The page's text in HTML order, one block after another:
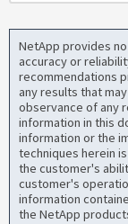
NetApp provides
accuracy or
recommendations
any results that
observance of any
information in this
information or the
techniques herein
the customer's
customer's
information
the NetApp